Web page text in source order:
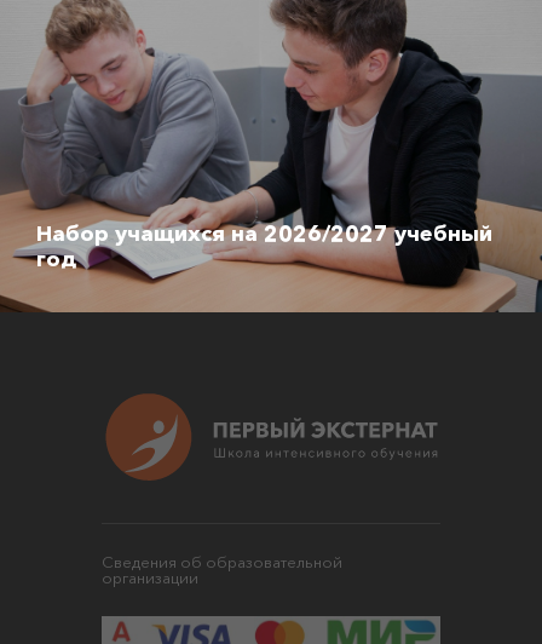
Набор учащихся на 2026/2027 учебный
год
Сведения об образовательной
организации